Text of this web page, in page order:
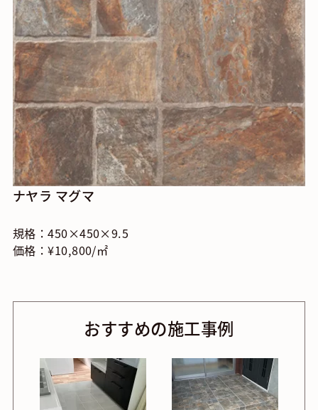
ナヤラ マグマ
規格：450×450×9.5
価格：¥10,800/㎡
おすすめの施工事例